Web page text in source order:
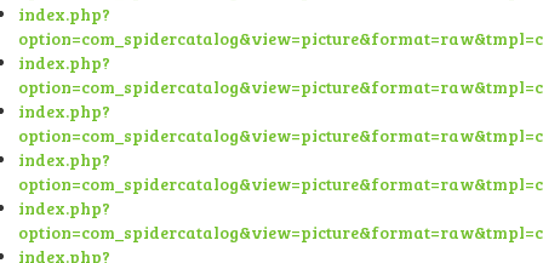
index.php?
index.php?
index.php?
index.php?
index.php?
index.php?